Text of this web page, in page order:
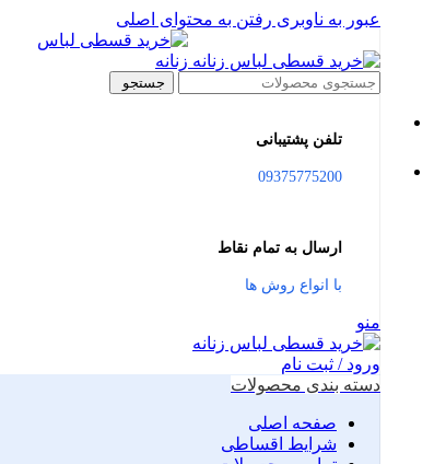
عبور به ناوبری رفتن به محتوای اصلی
جستجو
تلفن پشتیبانی
09375775200
ارسال به تمام نقاط
با انواع روش ها
منو
ورود / ثبت نام
دسته بندی محصولات
صفحه اصلی
شرایط اقساطی